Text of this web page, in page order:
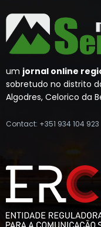
um jornal online
sobretudo no distrito
Algodres, Celorico da
Contact: +351 934 104 923